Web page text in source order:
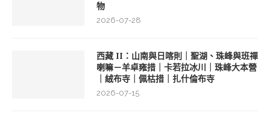
物
2026-07-28
西藏 II：山南與日喀則｜聖湖、珠峰與班禪
喇嘛－羊卓雍措｜卡若拉冰川｜珠峰大本營
｜絨布寺｜佩枯措｜扎什倫布寺
2026-07-15